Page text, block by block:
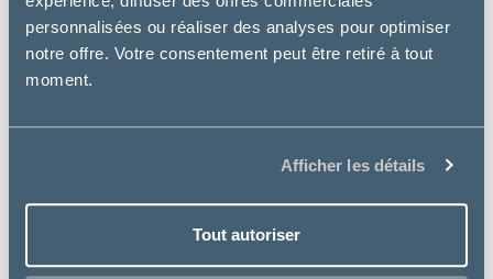
personnalisées ou réaliser des analyses pour optimiser
notre offre. Votre consentement peut être retiré à tout
moment.
Afficher les détails
Tout autoriser